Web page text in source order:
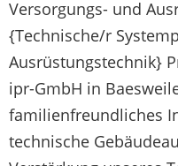
Versorgungs- und
{Technische/r
Ausrüstungstechnik}
ipr-GmbH in
familienfreundliches
technische